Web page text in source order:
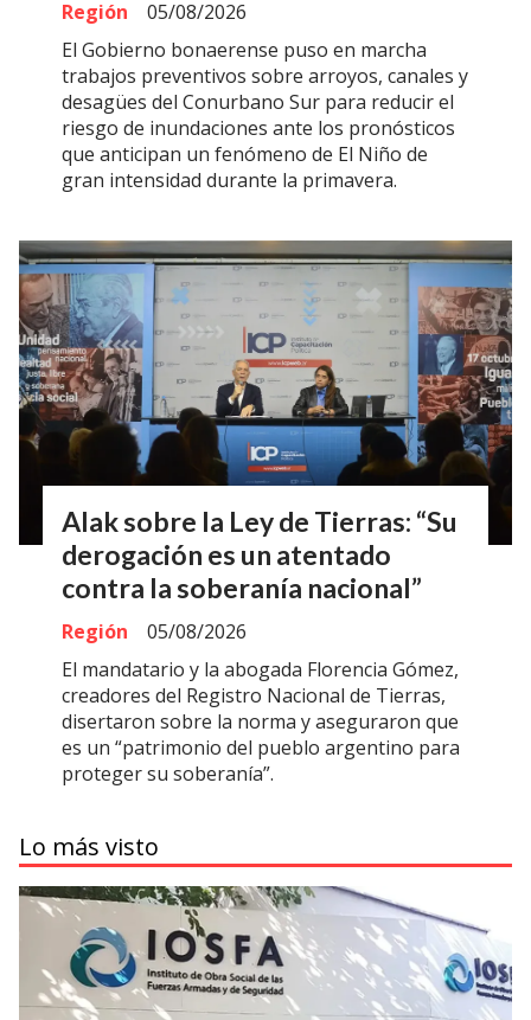
Región
05/08/2026
El Gobierno bonaerense puso en marcha
trabajos preventivos sobre arroyos, canales y
desagües del Conurbano Sur para reducir el
riesgo de inundaciones ante los pronósticos
que anticipan un fenómeno de El Niño de
gran intensidad durante la primavera.
Alak sobre la Ley de Tierras: “Su
derogación es un atentado
contra la soberanía nacional”
Región
05/08/2026
El mandatario y la abogada Florencia Gómez,
creadores del Registro Nacional de Tierras,
disertaron sobre la norma y aseguraron que
es un “patrimonio del pueblo argentino para
proteger su soberanía”.
Lo más visto